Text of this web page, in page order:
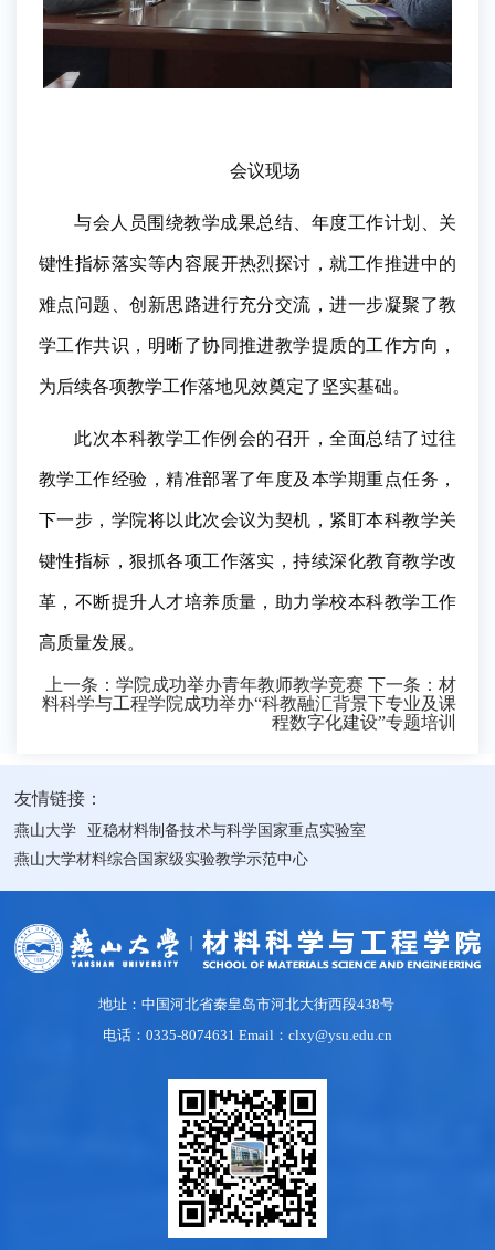
会议现场
与会人员围绕教学成果总结、年度工作计划、关
键性指标落实等内容展开热烈探讨，就工作推进中的
难点问题、创新思路进行充分交流，进一步凝聚了教
学工作共识，明晰了协同推进教学提质的工作方向，
为后续各项教学工作落地见效奠定了坚实基础。
此次本科教学工作例会的召开，全面总结了过往
教学工作经验，精准部署了年度及本学期重点任务，
下一步，学院将以此次会议为契机，紧盯本科教学关
键性指标，狠抓各项工作落实，持续深化教育教学改
革，不断提升人才培养质量，助力学校本科教学工作
高质量发展。
上一条： 学院成功举办青年教师教学竞赛 下一条： 材
料科学与工程学院成功举办“科教融汇背景下专业及课
程数字化建设”专题培训
友情链接：
燕山大学
亚稳材料制备技术与科学国家重点实验室
燕山大学材料综合国家级实验教学示范中心
地址：中国河北省秦皇岛市河北大街西段438号
电话：0335-8074631 Email：clxy@ysu.edu.cn